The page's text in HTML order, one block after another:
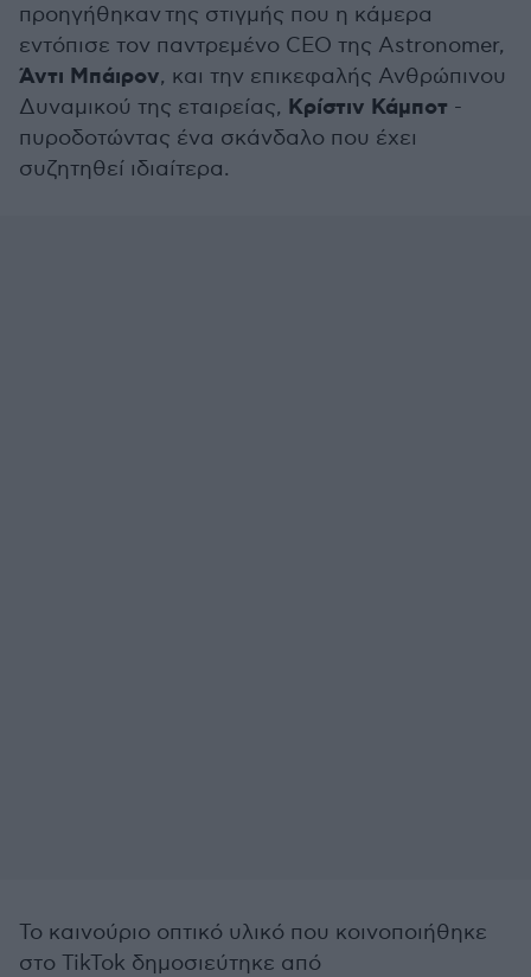
προηγήθηκαν της στιγμής που η κάμερα
εντόπισε τον παντρεμένο CEO της Astronomer,
Άντι Μπάιρον, και την επικεφαλής Ανθρώπινου
Δυναμικού της εταιρείας, Κρίστιν Κάμποτ -
πυροδοτώντας ένα σκάνδαλο που έχει
συζητηθεί ιδιαίτερα.
Το καινούριο οπτικό υλικό που κοινοποιήθηκε
στο TikTok δημοσιεύτηκε από